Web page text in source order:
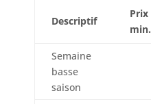
Descriptif
Prix
min.
Semaine
basse
saison